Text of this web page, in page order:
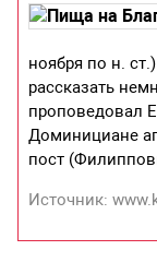
ноября по н.
рассказать
проповедовал
Доминициане
пост
Источник: